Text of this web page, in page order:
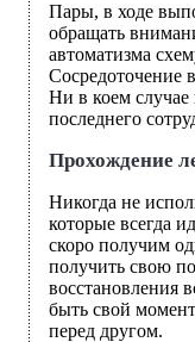
Пары, в ходе
обращать
автоматизма
Сосредоточение
Ни в коем случае
последнего
Прохождение
Никогда не
которые всегда
скоро получим
получить свою
восстановления
быть свой
перед другом.